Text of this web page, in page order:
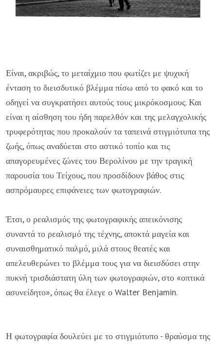
Είναι, ακριβώς, το μεταίχμιο που φωτίζει με ψυχική
ένταση το διεισδυτικό βλέμμα πίσω από το φακό και το
οδηγεί να συγκρατήσει αυτούς τους μικρόκοσμους. Και
είναι η αίσθηση του ήδη παρελθόν και της μελαγχολικής
τρυφερότητας που προκαλούν τα ταπεινά στιγμιότυπα της
ζωής, όπως αναδύεται στο αστικό τοπίο και τις
απαγορευμένες ζώνες του Βερολίνου με την τραγική
παρουσία του Τείχους, που προσδίδουν βάθος στις
ασπρόμαυρες επιφάνειες των φωτογραφιών.
Έτσι, ο ρεαλισμός της φωτογραφικής απεικόνισης
συναντά το ρεαλισμό της τέχνης, αποκτά μαγεία και
συναισθηματικό παλμό, μιλά στους θεατές και
απελευθερώνει το βλέμμα τους για να διεισδύσει στην
πυκνή τρισδιάστατη ύλη των φωτογραφιών, στο «οπτικά
ασυνείδητο», όπως θα έλεγε ο Walter Benjamin.
Η φωτογραφία δουλεύει με το στιγμιότυπο - θραύσμα της